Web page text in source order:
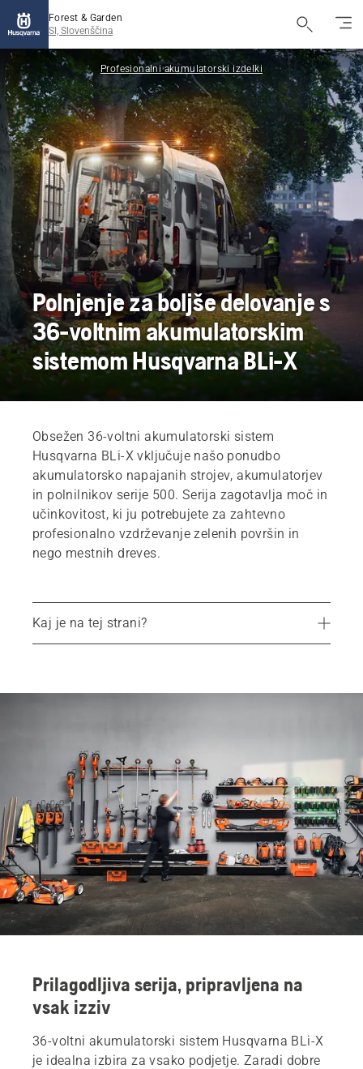
Forest & Garden
SI, Slovenščina
Profesionalni akumulatorski izdelki
Polnjenje za boljše delovanje s
36-voltnim akumulatorskim
sistemom Husqvarna BLi-X
Obsežen 36-voltni akumulatorski sistem
Husqvarna BLi-X vključuje našo ponudbo
akumulatorsko napajanih strojev, akumulatorjev
in polnilnikov serije 500. Serija zagotavlja moč in
učinkovitost, ki ju potrebujete za zahtevno
profesionalno vzdrževanje zelenih površin in
nego mestnih dreves.
Kaj je na tej strani?
Naša obsežna ponudba
Izjave
Od zelenih površin do krošenj dreves
Rezervirajte predstavitev
Izdelka 36-voltnega akumulatorskega sistema Husqvarna BLi-X
Deli in pribor za 36-voltni akumulatorski sistem Husqvarna BLi-X
Servisiranje
Prilagodljiva serija, pripravljena na
vsak izziv
36-voltni akumulatorski sistem Husqvarna BLi-X
je idealna izbira za vsako podjetje. Zaradi dobre